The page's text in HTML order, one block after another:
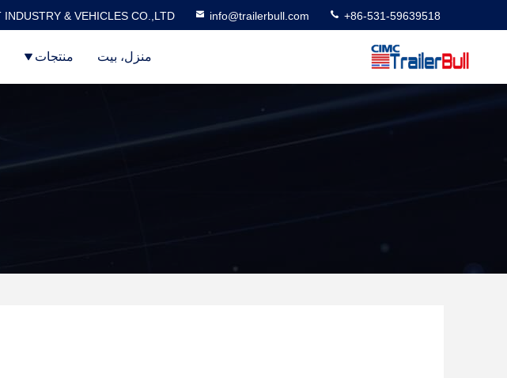
INDUSTRY & VEHICLES CO.,LTD info@trailerbull.com +86-531-59639518
منزل، بيت منتجات